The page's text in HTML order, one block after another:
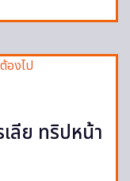
ลีย ทริปหน้า